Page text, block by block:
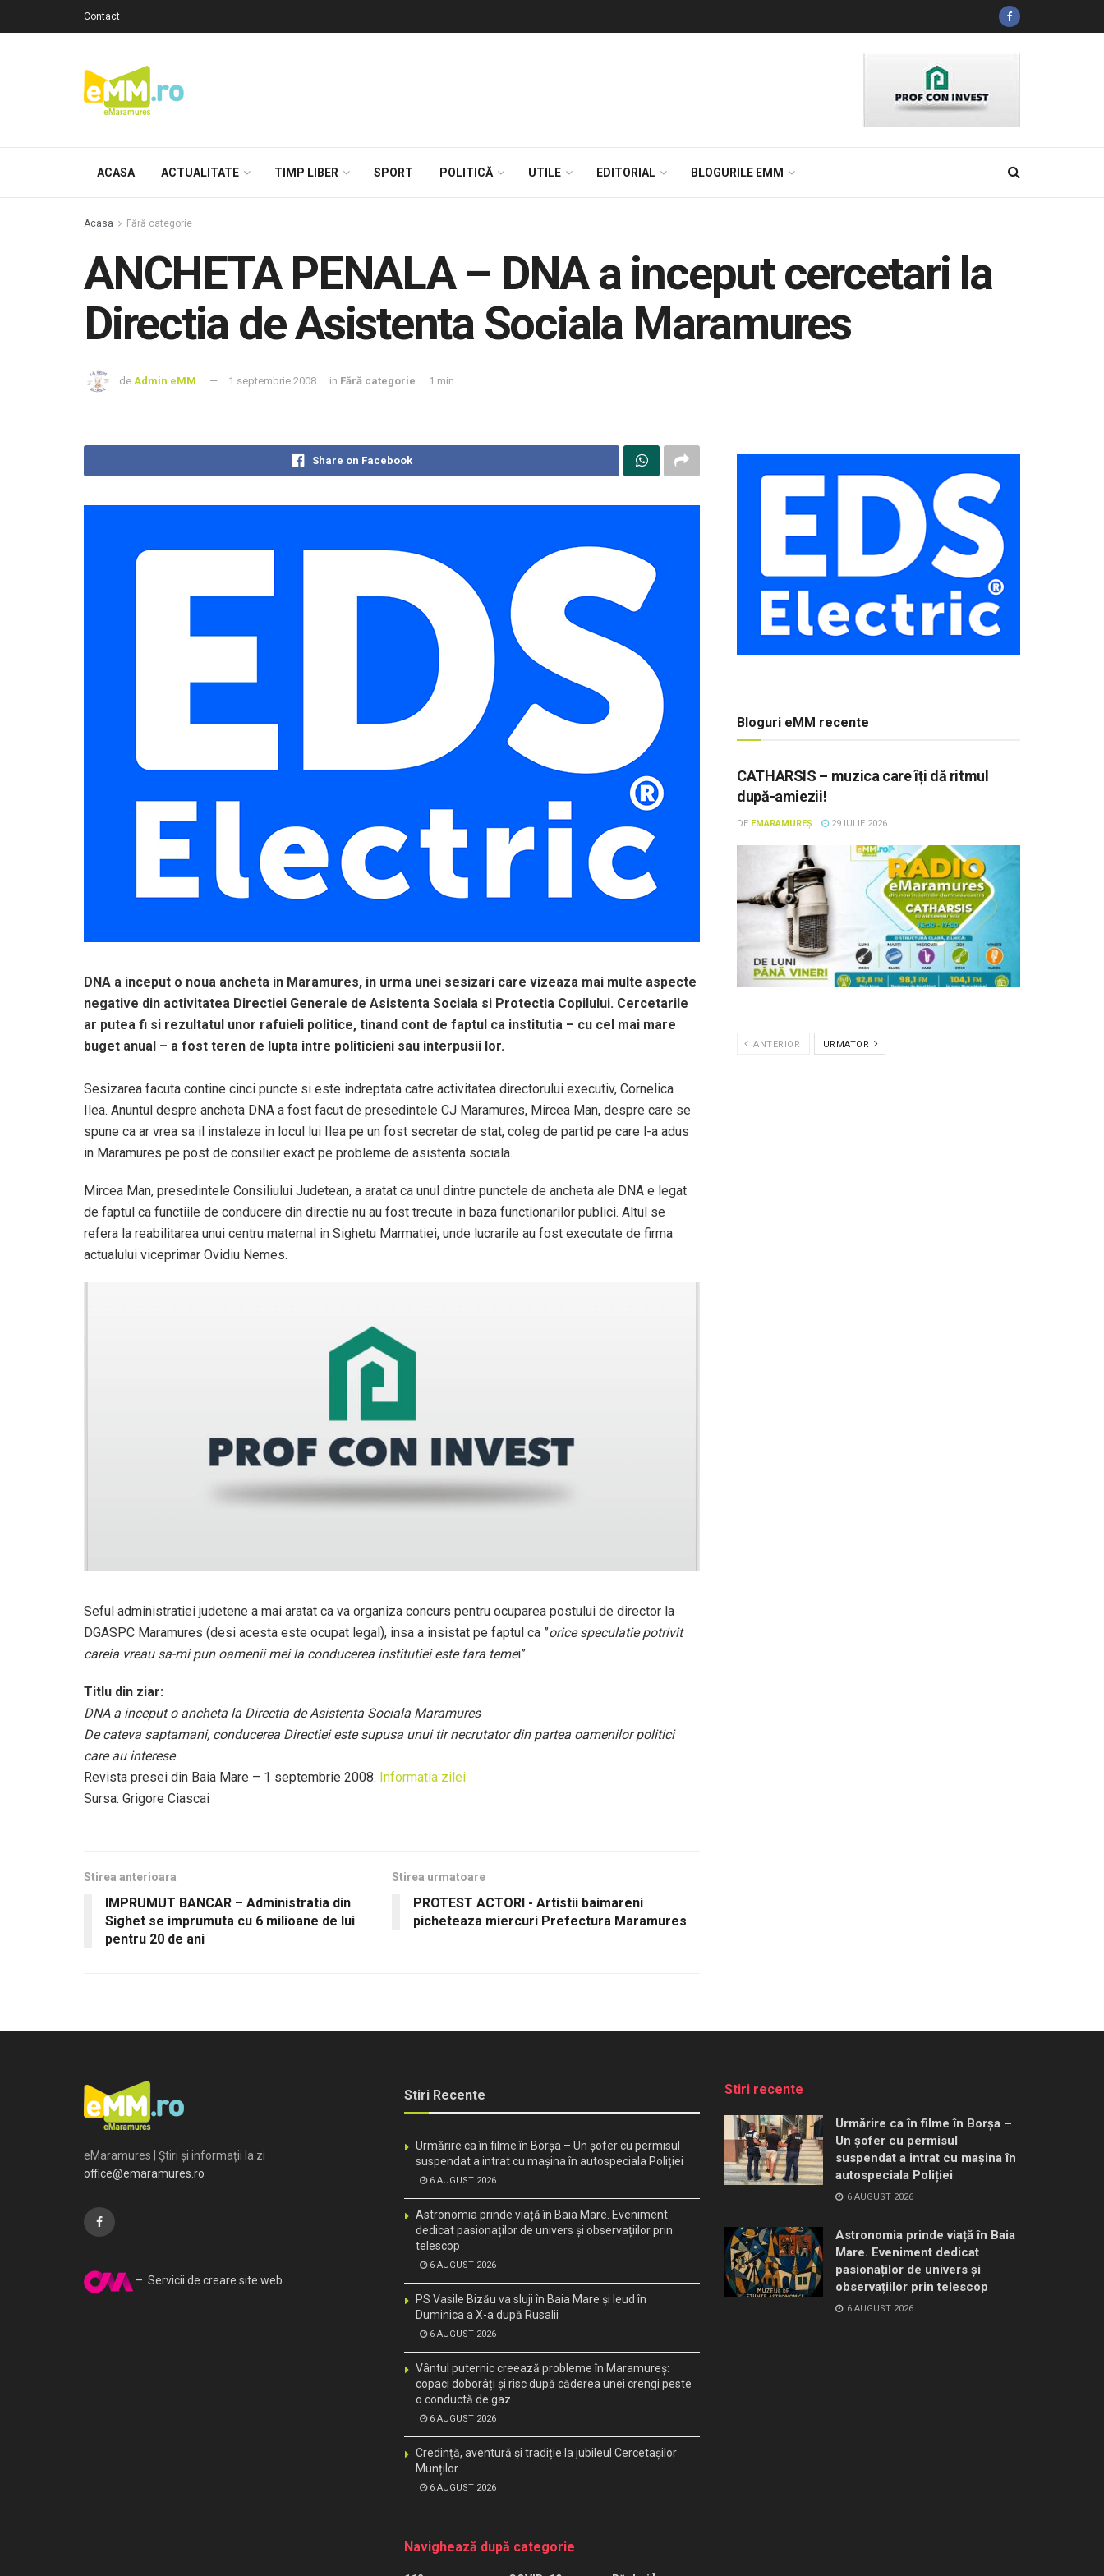
Contact
ACASA ACTUALITATE TIMP LIBER SPORT POLITICĂ UTILE EDITORIAL BLOGURILE EMM
Acasa Fără categorie
ANCHETA PENALA – DNA a inceput cercetari la
Directia de Asistenta Sociala Maramures
de Admin eMM 1 septembrie 2008 in Fără categorie 1 min
Share on Facebook
DNA a inceput o noua ancheta in Maramures, in urma unei sesizari care vizeaza mai multe aspecte
negative din activitatea Directiei Generale de Asistenta Sociala si Protectia Copilului. Cercetarile
ar putea fi si rezultatul unor rafuieli politice, tinand cont de faptul ca institutia – cu cel mai mare
buget anual – a fost teren de lupta intre politicieni sau interpusii lor.
Sesizarea facuta contine cinci puncte si este indreptata catre activitatea directorului executiv, Cornelica
Ilea. Anuntul despre ancheta DNA a fost facut de presedintele CJ Maramures, Mircea Man, despre care se
spune ca ar vrea sa il instaleze in locul lui Ilea pe un fost secretar de stat, coleg de partid pe care l-a adus
in Maramures pe post de consilier exact pe probleme de asistenta sociala.
Mircea Man, presedintele Consiliului Judetean, a aratat ca unul dintre punctele de ancheta ale DNA e legat
de faptul ca functiile de conducere din directie nu au fost trecute in baza functionarilor publici. Altul se
refera la reabilitarea unui centru maternal in Sighetu Marmatiei, unde lucrarile au fost executate de firma
actualului viceprimar Ovidiu Nemes.
Seful administratiei judetene a mai aratat ca va organiza concurs pentru ocuparea postului de director la
DGASPC Maramures (desi acesta este ocupat legal), insa a insistat pe faptul ca ”orice speculatie potrivit
careia vreau sa-mi pun oamenii mei la conducerea institutiei este fara temei”.
Titlu din ziar:
DNA a inceput o ancheta la Directia de Asistenta Sociala Maramures
De cateva saptamani, conducerea Directiei este supusa unui tir necrutator din partea oamenilor politici
care au interese
Revista presei din Baia Mare – 1 septembrie 2008. Informatia zilei
Sursa: Grigore Ciascai
Stirea anterioara
IMPRUMUT BANCAR – Administratia din
Sighet se imprumuta cu 6 milioane de lui
pentru 20 de ani
Stirea urmatoare
PROTEST ACTORI - Artistii baimareni
picheteaza miercuri Prefectura Maramures
Bloguri eMM recente
CATHARSIS – muzica care îți dă ritmul
după-amiezii!
DE EMARAMUREȘ 29 IULIE 2026
ANTERIOR URMATOR
eMaramures | Știri și informații la zi
office@emaramures.ro
– Servicii de creare site web
Stiri Recente
Urmărire ca în filme în Borșa – Un șofer cu permisul
suspendat a intrat cu mașina în autospeciala Poliției
6 AUGUST 2026
Astronomia prinde viață în Baia Mare. Eveniment
dedicat pasionaților de univers și observațiilor prin
telescop
6 AUGUST 2026
PS Vasile Bizău va sluji în Baia Mare și Ieud în
Duminica a X-a după Rusalii
6 AUGUST 2026
Vântul puternic creează probleme în Maramureș:
copaci doborâți și risc după căderea unei crengi peste
o conductă de gaz
6 AUGUST 2026
Credință, aventură și tradiție la jubileul Cercetașilor
Munților
6 AUGUST 2026
Navighează după categorie
Stiri recente
Urmărire ca în filme în Borșa –
Un șofer cu permisul
suspendat a intrat cu mașina în
autospeciala Poliției
6 AUGUST 2026
Astronomia prinde viață în Baia
Mare. Eveniment dedicat
pasionaților de univers și
observațiilor prin telescop
6 AUGUST 2026